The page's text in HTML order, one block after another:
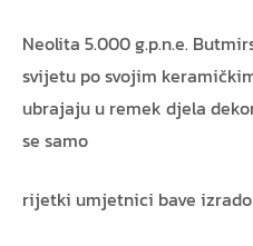
Neolita 5.000 g.p.n.e.
svijetu po svojim
ubrajaju u remek djela
se samo
rijetki umjetnici bave